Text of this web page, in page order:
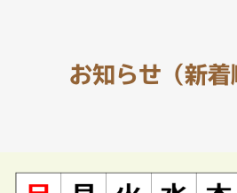
お知らせ（新着